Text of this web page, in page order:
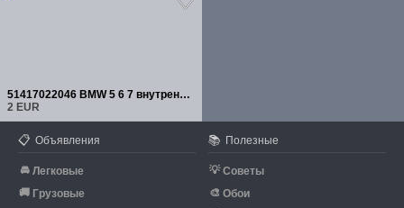
51417022046 BMW 5 6 7 внутренних уплотнителя дверей
2 EUR
📋 Объявления
🚘 Легковые
🚚 Грузовые
📚 Полезные
💡 Советы
🎨 Обои